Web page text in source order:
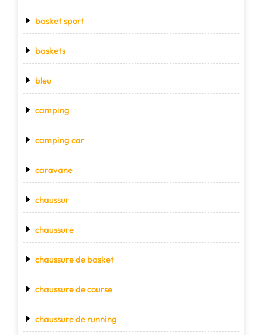
basket sport
baskets
bleu
camping
camping car
caravane
chaussur
chaussure
chaussure de basket
chaussure de course
chaussure de running